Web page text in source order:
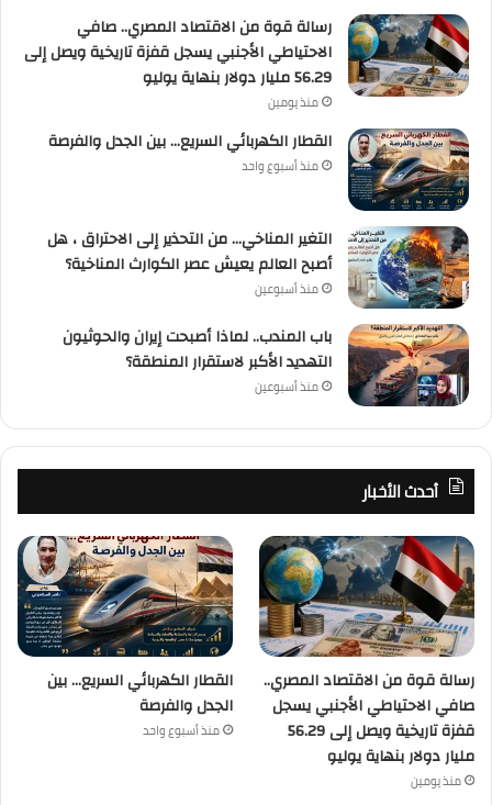
رسالة قوة من الاقتصاد المصري.. صافي
الاحتياطي الأجنبي يسجل قفزة تاريخية ويصل إلى
56.29 مليار دولار بنهاية يوليو
منذ يومين
القطار الكهربائي السريع… بين الجدل والفرصة
منذ أسبوع واحد
التغير المناخي… من التحذير إلى الاحتراق ، هل
أصبح العالم يعيش عصر الكوارث المناخية؟
منذ أسبوعين
باب المندب.. لماذا أصبحت إيران والحوثيون
التهديد الأكبر لاستقرار المنطقة؟
منذ أسبوعين
أحدث الأخبار
رسالة قوة من الاقتصاد المصري..
صافي الاحتياطي الأجنبي يسجل
قفزة تاريخية ويصل إلى 56.29
مليار دولار بنهاية يوليو
منذ يومين
القطار الكهربائي السريع… بين
الجدل والفرصة
منذ أسبوع واحد